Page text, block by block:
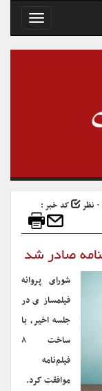
Toggle
کد خبر :
شورای پروانه
فیلمسازی در
جلسه اخیر، با
ساخت ۸
فیلم‌نامه
موافقت کرد.